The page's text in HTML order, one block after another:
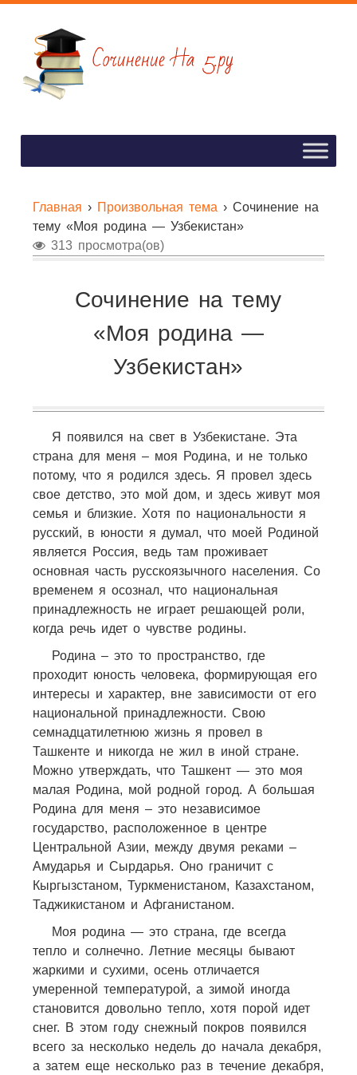
Главная › Произвольная тема › Сочинение на
тему «Моя родина — Узбекистан»
313 просмотра(ов)
Сочинение на тему
«Моя родина —
Узбекистан»
Я появился на свет в Узбекистане. Эта
страна для меня – моя Родина, и не только
потому, что я родился здесь. Я провел здесь
свое детство, это мой дом, и здесь живут моя
семья и близкие. Хотя по национальности я
русский, в юности я думал, что моей Родиной
является Россия, ведь там проживает
основная часть русскоязычного населения. Со
временем я осознал, что национальная
принадлежность не играет решающей роли,
когда речь идет о чувстве родины.
Родина – это то пространство, где
проходит юность человека, формирующая его
интересы и характер, вне зависимости от его
национальной принадлежности. Свою
семнадцатилетнюю жизнь я провел в
Ташкенте и никогда не жил в иной стране.
Можно утверждать, что Ташкент — это моя
малая Родина, мой родной город. А большая
Родина для меня – это независимое
государство, расположенное в центре
Центральной Азии, между двумя реками –
Амударья и Сырдарья. Оно граничит с
Кыргызстаном, Туркменистаном, Казахстаном,
Таджикистаном и Афганистаном.
Моя родина — это страна, где всегда
тепло и солнечно. Летние месяцы бывают
жаркими и сухими, осень отличается
умеренной температурой, а зимой иногда
становится довольно тепло, хотя порой идет
снег. В этом году снежный покров появился
всего за несколько недель до начала декабря,
а затем еще несколько раз в течение декабря,